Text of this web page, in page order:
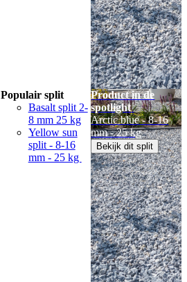
Populair split
Basalt split 2-
8 mm 25 kg
Yellow sun
split - 8-16
mm - 25 kg
Product in de
spotlight
Arctic blue - 8-16
mm - 25 kg
Bekijk dit split